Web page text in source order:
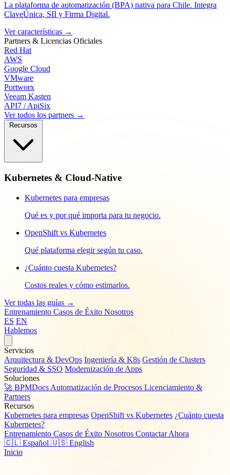
La plataforma de automatización (BPA) nativa para Chile. Integra
ClaveÚnica, SII y Firma Digital.
Ver características →
Partners & Licencias Oficiales
Red Hat
AWS
Google Cloud
VMware
Portworx
Veeam Kasten
API7 / ApiSix
Ver todos los partners →
Kubernetes & Cloud-Native
Kubernetes para empresas
Qué es y por qué importa para tu negocio.
OpenShift vs Kubernetes
Qué plataforma elegir según tu caso.
¿Cuánto cuesta Kubernetes?
Costos reales y cómo estimarlos.
Ver todas las guías →
Entrenamiento Casos de Éxito Nosotros
ES EN
Hablemos
Servicios
Arquitectura & DevOps Ingeniería & K8s Gestión de Clusters
Seguridad & SSO Modernización de Apps
Soluciones
🚀 BPMDocs Automatización de Procesos Licenciamiento &
Partners
Recursos
Kubernetes para empresas OpenShift vs Kubernetes ¿Cuánto cuesta
Kubernetes?
Entrenamiento Casos de Éxito Nosotros Contactar Ahora
🇨🇱 Español 🇺🇸 English
Inicio